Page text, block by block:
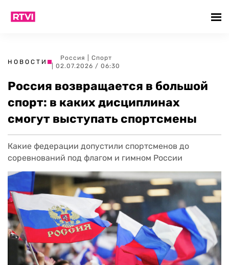
НОВОСТИ
Россия
Спорт
| 02.07.2026 / 06:30
Россия возвращается в большой
спорт: в каких дисциплинах
смогут выступать спортсмены
Какие федерации допустили спортсменов до
соревнований под флагом и гимном России